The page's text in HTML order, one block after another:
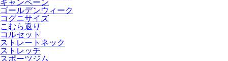
キャンペーン
ゴールデンウィーク
コグニサイズ
こむら返り
コルセット
ストレートネック
ストレッチ
スポーツジム